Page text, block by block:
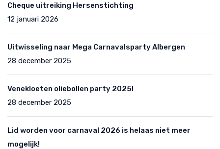
Cheque uitreiking Hersenstichting
12 januari 2026
Uitwisseling naar Mega Carnavalsparty Albergen
28 december 2025
Venekloeten oliebollen party 2025!
28 december 2025
Lid worden voor carnaval 2026 is helaas niet meer
mogelijk!